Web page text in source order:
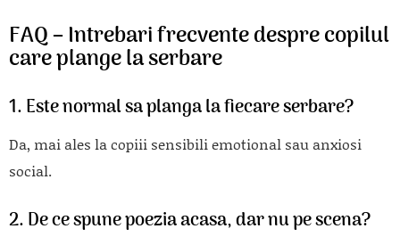
FAQ – Intrebari frecvente despre copilul
care plange la serbare
1. Este normal sa planga la fiecare serbare?
Da, mai ales la copiii sensibili emotional sau anxiosi
social.
2. De ce spune poezia acasa, dar nu pe scena?